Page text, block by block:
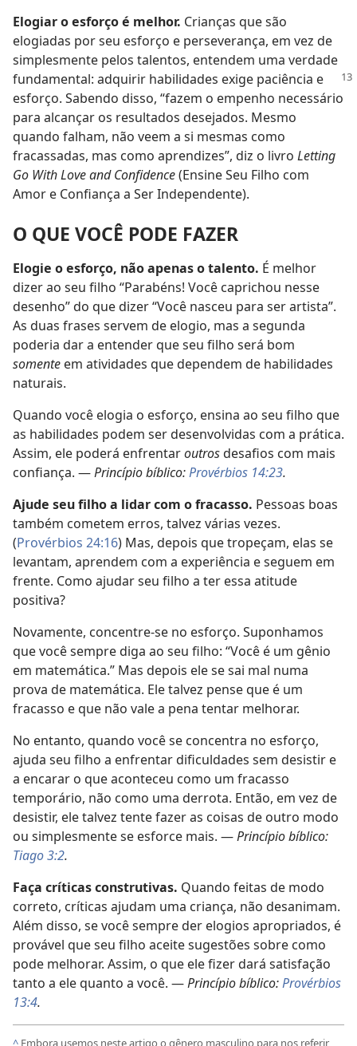
Elogiar o esforço é melhor. Crianças que são
elogiadas por seu esforço e perseverança, em vez de
simplesmente pelos talentos, entendem uma verdade
fundamental: adquirir habilidades exige paciência e
esforço. Sabendo disso, “fazem o empenho necessário
para alcançar os resultados desejados. Mesmo
quando falham, não veem a si mesmas como
fracassadas, mas como aprendizes”, diz o livro Letting
Go With Love and Confidence(Ensine Seu Filho com
Amor e Confiança a Ser Independente).
O QUE VOCÊ PODE FAZER
Elogie o esforço, não apenas o talento. É melhor
dizer ao seu filho “Parabéns! Você caprichou nesse
desenho” do que dizer “Você nasceu para ser artista”.
As duas frases servem de elogio, mas a segunda
poderia dar a entender que seu filho será bom
somente em atividades que dependem de habilidades
naturais.
Quando você elogia o esforço, ensina ao seu filho que
as habilidades podem ser desenvolvidas com a prática.
Assim, ele poderá enfrentaroutrosdesafios com mais
confiança. —Princípio bíblico:Provérbios 14:23.
Ajude seu filho a lidar com o fracasso. Pessoas boas
também cometem erros, talvez várias vezes.
(Provérbios 24:16) Mas, depois que tropeçam, elas se
levantam, aprendem com a experiência e seguem em
frente. Como ajudar seu filho a ter essa atitude
positiva?
Novamente, concentre-se no esforço. Suponhamos
que você sempre diga ao seu filho: “Você é um gênio
em matemática.” Mas depois ele se sai mal numa
prova de matemática. Ele talvez pense que é um
fracasso e que não vale a pena tentar melhorar.
No entanto, quando você se concentra no esforço,
ajuda seu filho a enfrentar dificuldades sem desistir e
a encarar o que aconteceu como um fracasso
temporário, não como uma derrota. Então, em vez de
desistir, ele talvez tente fazer as coisas de outro modo
ou simplesmente se esforce mais. —Princípio bíblico:
Tiago 3:2.
Faça críticas construtivas. Quando feitas de modo
correto, críticas ajudam uma criança, não desanimam.
Além disso, se você sempre der elogios apropriados, é
provável que seu filho aceite sugestões sobre como
pode melhorar. Assim, o que ele fizer dará satisfação
tanto a ele quanto a você. —Princípio bíblico:Provérbios
13:4.
^ Embora usemos neste artigo o gênero masculino para nos referir